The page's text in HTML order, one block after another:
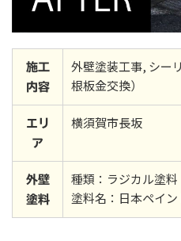
施工
内容
外壁塗装工事, シー
根板金交換）
エリ
ア
横須賀市長坂
外壁
塗料
種類：ラジカル塗料
塗料名：日本ペイ